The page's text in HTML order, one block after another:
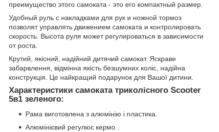
преимущество этого самоката - это его компактный размер.
Удобный руль с накладками для рук и ножной тормоз
позволят управлять движением самоката и контролировать
скорость. Высота руля может регулироваться в зависимости
от роста.
Крутий, якісний, надійний дитячий самокат. Яскраве
забарвлення, відмінна якість безшумних коліс, надійна
конструкція. Це найкращий подарунок для Вашої дитини.
Характеристики самоката триколісного Scooter
5в1 зеленого:
Рама виготовлена з алюмінію і пластика.
Алюмінієвий регулює кермо .